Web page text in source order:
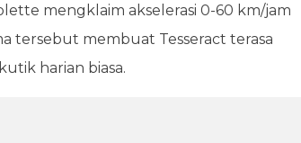
mengklaim akselerasi 0-60 km/jam
tersebut membuat Tesseract terasa
harian biasa.